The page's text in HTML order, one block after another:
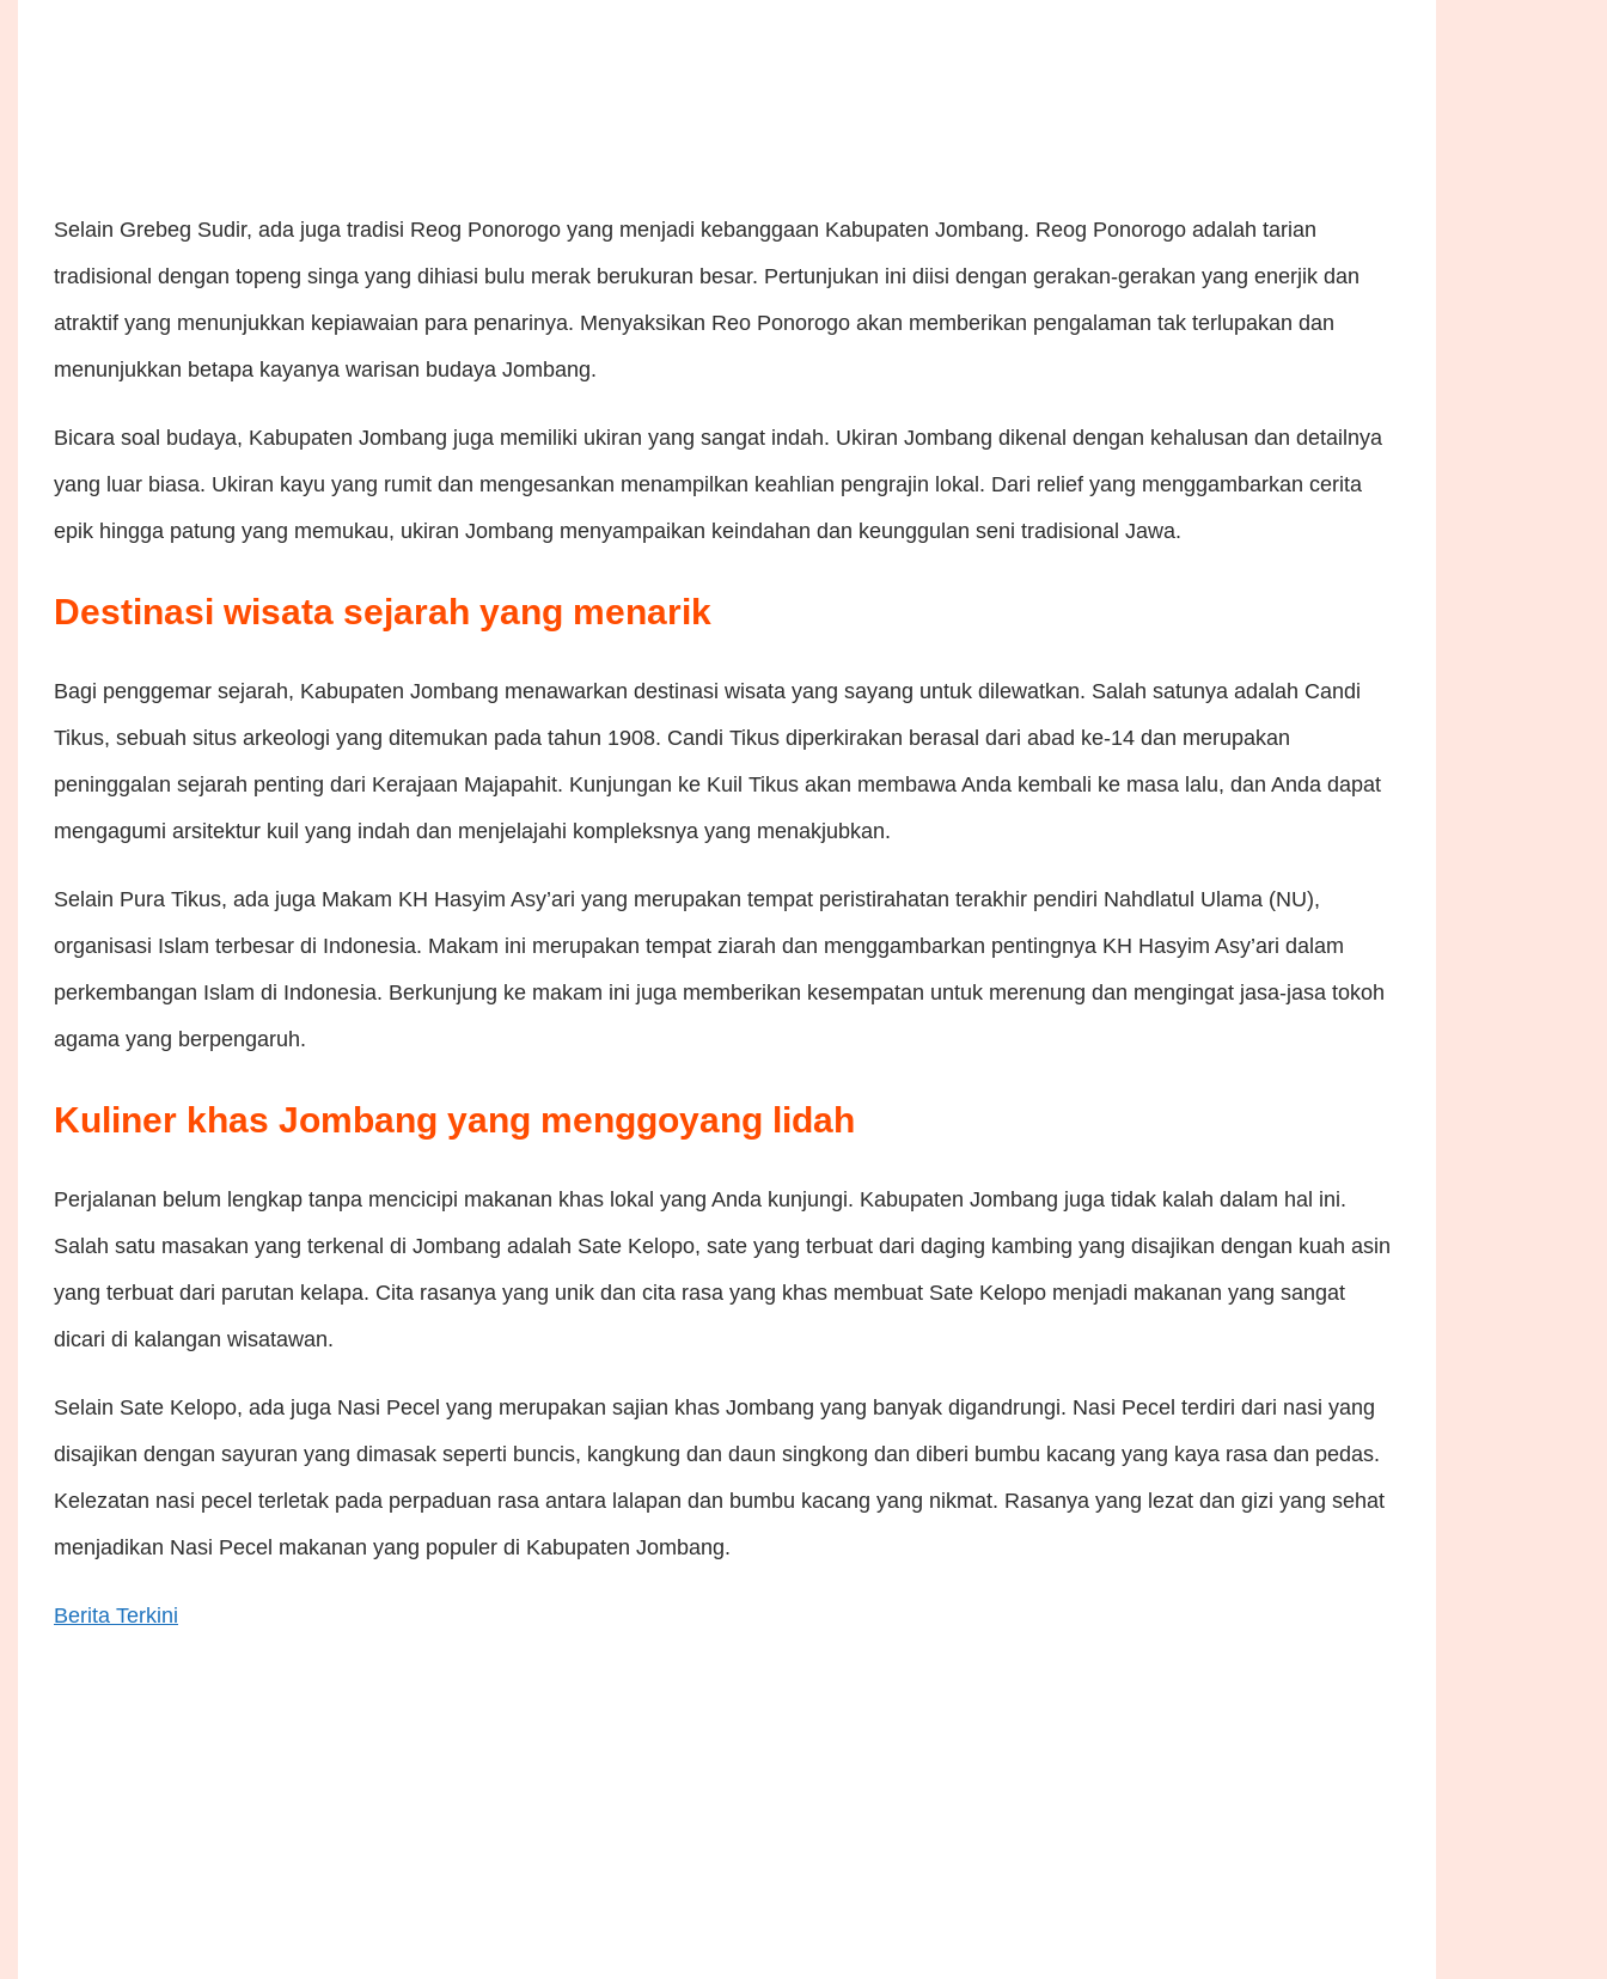
Selain Grebeg Sudir, ada juga tradisi Reog Ponorogo yang menjadi kebanggaan Kabupaten Jombang. Reog Ponorogo adalah tarian
tradisional dengan topeng singa yang dihiasi bulu merak berukuran besar. Pertunjukan ini diisi dengan gerakan-gerakan yang enerjik dan
atraktif yang menunjukkan kepiawaian para penarinya. Menyaksikan Reo Ponorogo akan memberikan pengalaman tak terlupakan dan
menunjukkan betapa kayanya warisan budaya Jombang.
Bicara soal budaya, Kabupaten Jombang juga memiliki ukiran yang sangat indah. Ukiran Jombang dikenal dengan kehalusan dan detailnya
yang luar biasa. Ukiran kayu yang rumit dan mengesankan menampilkan keahlian pengrajin lokal. Dari relief yang menggambarkan cerita
epik hingga patung yang memukau, ukiran Jombang menyampaikan keindahan dan keunggulan seni tradisional Jawa.
Destinasi wisata sejarah yang menarik
Bagi penggemar sejarah, Kabupaten Jombang menawarkan destinasi wisata yang sayang untuk dilewatkan. Salah satunya adalah Candi
Tikus, sebuah situs arkeologi yang ditemukan pada tahun 1908. Candi Tikus diperkirakan berasal dari abad ke-14 dan merupakan
peninggalan sejarah penting dari Kerajaan Majapahit. Kunjungan ke Kuil Tikus akan membawa Anda kembali ke masa lalu, dan Anda dapat
mengagumi arsitektur kuil yang indah dan menjelajahi kompleksnya yang menakjubkan.
Selain Pura Tikus, ada juga Makam KH Hasyim Asy’ari yang merupakan tempat peristirahatan terakhir pendiri Nahdlatul Ulama (NU),
organisasi Islam terbesar di Indonesia. Makam ini merupakan tempat ziarah dan menggambarkan pentingnya KH Hasyim Asy’ari dalam
perkembangan Islam di Indonesia. Berkunjung ke makam ini juga memberikan kesempatan untuk merenung dan mengingat jasa-jasa tokoh
agama yang berpengaruh.
Kuliner khas Jombang yang menggoyang lidah
Perjalanan belum lengkap tanpa mencicipi makanan khas lokal yang Anda kunjungi. Kabupaten Jombang juga tidak kalah dalam hal ini.
Salah satu masakan yang terkenal di Jombang adalah Sate Kelopo, sate yang terbuat dari daging kambing yang disajikan dengan kuah asin
yang terbuat dari parutan kelapa. Cita rasanya yang unik dan cita rasa yang khas membuat Sate Kelopo menjadi makanan yang sangat
dicari di kalangan wisatawan.
Selain Sate Kelopo, ada juga Nasi Pecel yang merupakan sajian khas Jombang yang banyak digandrungi. Nasi Pecel terdiri dari nasi yang
disajikan dengan sayuran yang dimasak seperti buncis, kangkung dan daun singkong dan diberi bumbu kacang yang kaya rasa dan pedas.
Kelezatan nasi pecel terletak pada perpaduan rasa antara lalapan dan bumbu kacang yang nikmat. Rasanya yang lezat dan gizi yang sehat
menjadikan Nasi Pecel makanan yang populer di Kabupaten Jombang.
Berita Terkini